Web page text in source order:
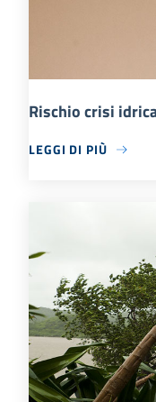
Rischio crisi
LEGGI DI PIÙ